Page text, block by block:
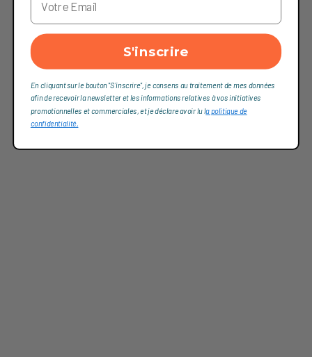
S'inscrire
En cliquant sur le bouton "S'inscrire", je consens au traitement de mes données
afin de recevoir la newsletter et les informations relatives à vos initiatives
promotionnelles et commerciales, et je déclare avoir lu la politique de
confidentialité,